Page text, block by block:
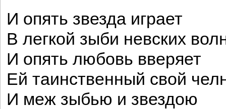
И опять звезда играет
В легкой зыби невских
И опять любовь вверяет
Ей таинственный свой
И меж зыбью и звездою